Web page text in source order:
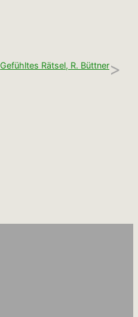
Gefühltes Rätsel, R. Büttner>